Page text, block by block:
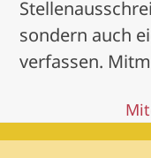
sondern auch
verfassen.